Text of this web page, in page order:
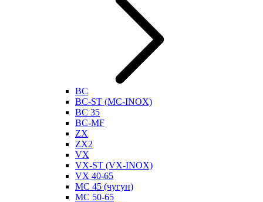
BC
BC-ST (MC-INOX)
BC 35
BC-MF
ZX
ZX2
VX
VX-ST (VX-INOX)
VX 40-65
MC 45 (чугун)
MC 50-65